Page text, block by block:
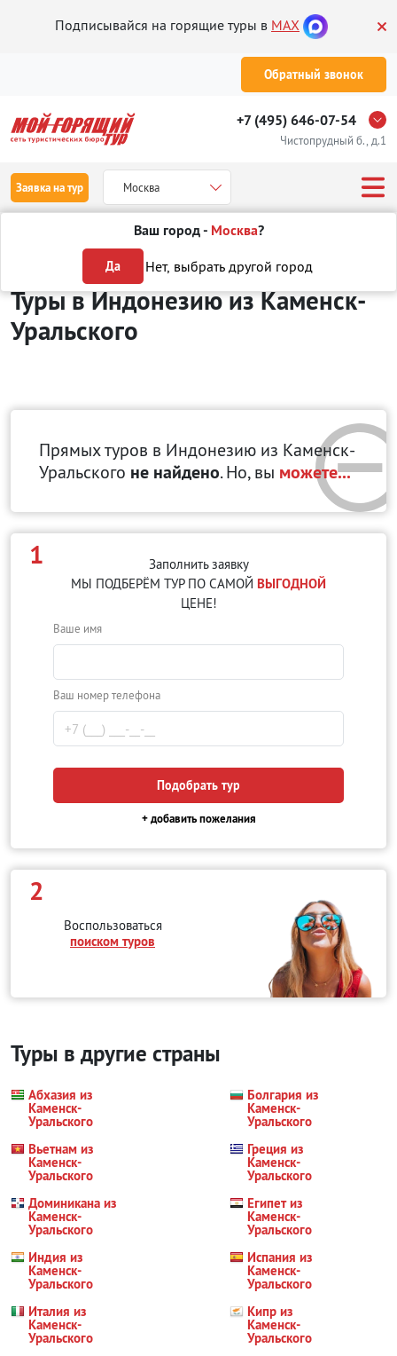
Подписывайся на горящие туры в MAX
Обратный звонок
+7 (495) 646-07-54
Чистопрудный б., д.1
Заявка на тур Москва
Ваш город - Москва?
Да Нет, выбрать другой город
Туры из Каменск-Уральского Отдых в Индонезии
Туры в Индонезиюиз Каменск-
Уральского
Прямых туров в Индонезию из Каменск-
Уральского не найдено. Но, вы можете...
1
Заполнить заявку
МЫ ПОДБЕРЁМ ТУР ПО САМОЙ ВЫГОДНОЙ
ЦЕНЕ!
Ваше имя
Ваш номер телефона
Подобрать тур
+ добавить пожелания
2
Воспользоваться
поиском туров
Туры в другие страны
Абхазия из
Каменск-
Уральского
Болгария из
Каменск-
Уральского
Вьетнам из
Каменск-
Уральского
Греция из
Каменск-
Уральского
Доминикана из
Каменск-
Уральского
Египет из
Каменск-
Уральского
Индия из
Каменск-
Уральского
Испания из
Каменск-
Уральского
Италия из
Каменск-
Уральского
Кипр из
Каменск-
Уральского